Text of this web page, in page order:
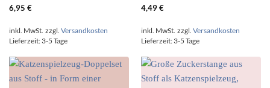
6,95 €
inkl. MwSt. zzgl. Versandkosten
Lieferzeit: 3-5 Tage
4,49€
inkl. MwSt. zzgl. Versandkosten
Lieferzeit: 3-5 Tage